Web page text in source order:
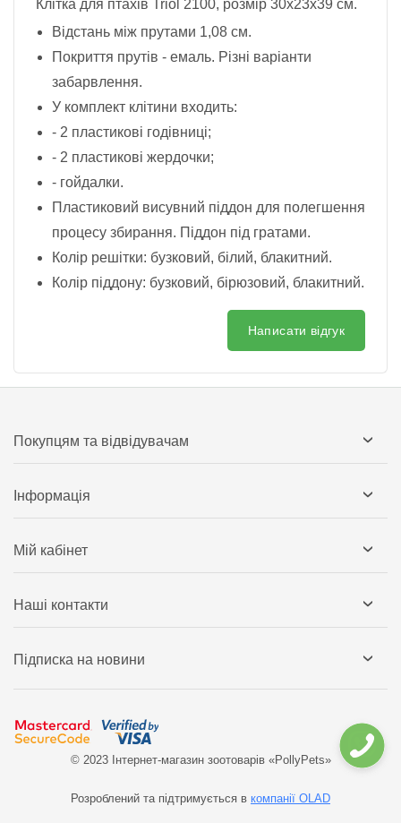
Клітка для птахів Triol 2100, розмір 30х23х39 см.
Відстань між прутами 1,08 см.
Покриття прутів - емаль. Різні варіанти
забарвлення.
У комплект клітини входить:
- 2 пластикові годівниці;
- 2 пластикові жердочки;
- гойдалки.
Пластиковий висувний піддон для полегшення
процесу збирання. Піддон під гратами.
Колір решітки: бузковий, білий, блакитний.
Колір піддону: бузковий, бірюзовий, блакитний.
Написати відгук
Покупцям та відвідувачам
Інформація
Мій кабінет
Наші контакти
Підписка на новини
© 2023 Інтернет-магазин зоотоварів «PollyPets»
Розроблений та підтримується в компанії OLAD